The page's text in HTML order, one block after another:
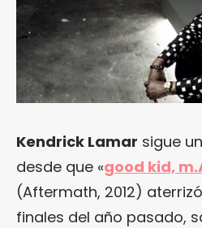
Kendrick Lamar sigue
desde que «good kid,
(Aftermath, 2012)
finales del año pasado,